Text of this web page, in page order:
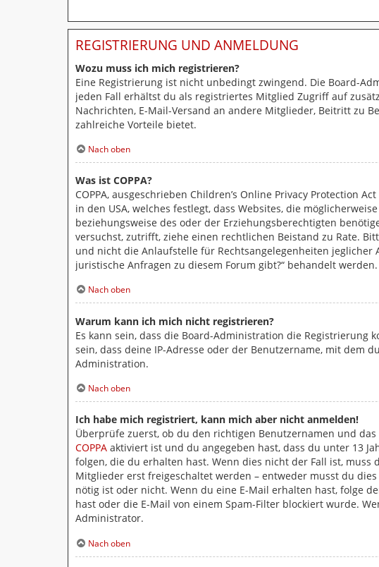
REGISTRIERUNG UND ANMELDUNG
Wozu muss ich mich registrieren?
Eine Registrierung ist nicht unbedingt zwingend. Die Board-
jeden Fall erhältst du als registriertes Mitglied Zugriff auf
Nachrichten, E-Mail-Versand an andere Mitglieder, Beitritt zu
zahlreiche Vorteile bietet.
Nach oben
Was ist COPPA?
COPPA, ausgeschrieben Children’s Online Privacy Protection
in den USA, welches festlegt, dass Websites, die
beziehungsweise des oder der Erziehungsberechtigten
versuchst, zutrifft, ziehe einen rechtlichen Beistand zu Rate.
und nicht die Anlaufstelle für Rechtsangelegenheiten jeglicher
juristische Anfragen zu diesem Forum gibt?“ behandelt werden.
Nach oben
Warum kann ich mich nicht registrieren?
Es kann sein, dass die Board-Administration die Registrierung
sein, dass deine IP-Adresse oder der Benutzername, mit dem
Administration.
Nach oben
Ich habe mich registriert, kann mich aber nicht anmelden!
Überprüfe zuerst, ob du den richtigen Benutzernamen und
COPPA aktiviert ist und du angegeben hast, dass du unter 13
folgen, die du erhalten hast. Wenn dies nicht der Fall ist,
Mitglieder erst freigeschaltet werden – entweder musst du
nötig ist oder nicht. Wenn du eine E-Mail erhalten hast, folge
hast oder die E-Mail von einem Spam-Filter blockiert wurde.
Administrator.
Nach oben